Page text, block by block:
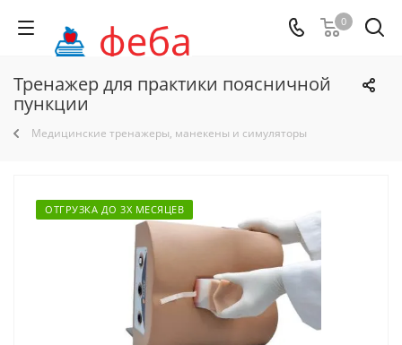
0
Тренажер для практики поясничной
пункции
Медицинские тренажеры, манекены и симуляторы
ОТГРУЗКА ДО 3Х МЕСЯЦЕВ